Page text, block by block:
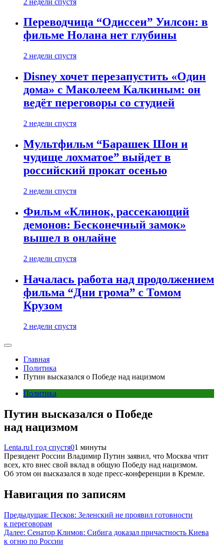
Переводчица “Одиссеи” Уилсон: в
фильме Нолана нет глубины
2 недели спустя
Disney хочет перезапустить «Один
дома» с Маколеем Калкиным: он
ведёт переговоры со студией
2 недели спустя
Мультфильм “Барашек Шон и
чудище лохматое” выйдет в
российский прокат осенью
2 недели спустя
Фильм «Клинок, рассекающий
демонов: Бесконечный замок»
вышел в онлайне
2 недели спустя
Началась работа над продолжением
фильма “Дни грома” с Томом
Крузом
2 недели спустя
Главная
Политика
Путин высказался о Победе над нацизмом
Политика
Путин высказался о Победе
над нацизмом
Lenta.ru1 год спустя01 минуты
Президент России Владимир Путин заявил, что Москва чтит
всех, кто внес свой вклад в общую Победу над нацизмом.
Об этом он высказался в ходе пресс-конференции в Кремле.
Навигация по записям
Предыдущая: Песков: Зеленский не проявил готовности
к переговорам
Далее: Сенатор Климов: Сибига доказал причастность Киева
к огню по России